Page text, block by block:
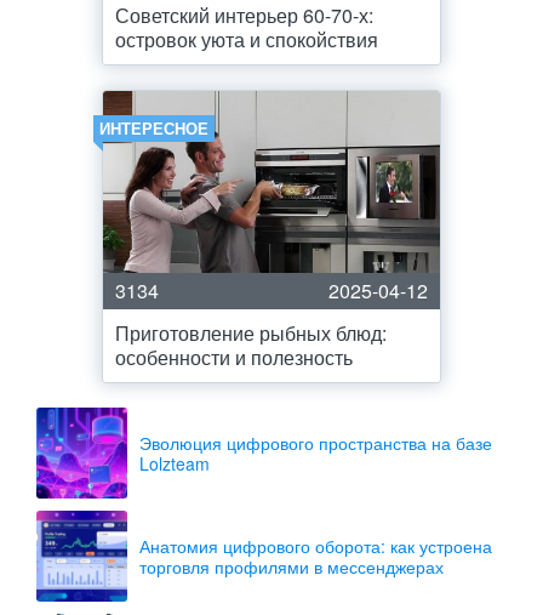
Советский интерьер 60-70-х:
островок уюта и спокойствия
ИНТЕРЕСНОЕ
3134
2025-04-12
Приготовление рыбных блюд:
особенности и полезность
Эволюция цифрового пространства на базе
Lolzteam
Анатомия цифрового оборота: как устроена
торговля профилями в мессенджерах